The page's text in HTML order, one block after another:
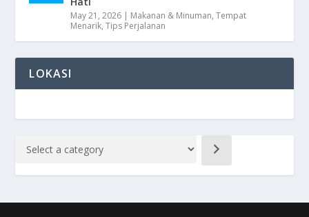
May 21, 2026 | Makanan & Minuman,Tempat
Menarik,Tips Perjalanan
LOKASI